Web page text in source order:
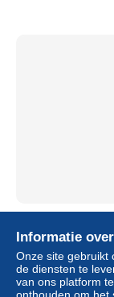
postali
Statuut
Informatie
Onze site gebruikt
de diensten te
van ons platform